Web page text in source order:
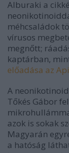
Alburaki a
méhcsaládok
vírusos
megnőtt;
kaptárban,
előadása az
A
Tőkés Gábor
azok is sokak
Magyarán
a hatóság